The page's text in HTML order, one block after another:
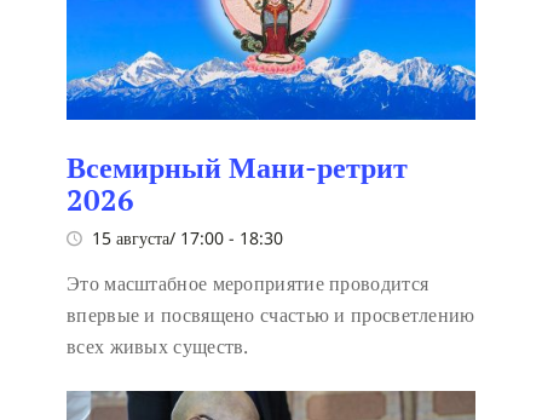
Всемирный Мани-ретрит
2026
15 августа/ 17:00 - 18:30
Это масштабное мероприятие проводится
впервые и посвящено счастью и просветлению
всех живых существ.